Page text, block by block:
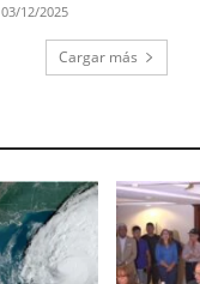
03/12/2025
Cargar más